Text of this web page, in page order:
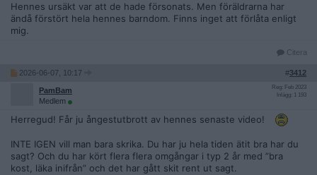
Hennes ursäkt var att de hade försonats. Men föräldrarna har
ändå förstört hela hennes barndom. Finns inget att förlåta enligt
mig.
Citera
2026-06-07, 10:17 #3412
PamBam
Medlem
Reg: Feb 2023
Inlägg: 1 193
Herregud! Får ju ångestutbrott av hennes senaste video!
INTE IGEN vill man bara skrika. Du har ju hela tiden ätit bra har du
sagt? Och du har kört flera flera omgångar i typ 2 år med ”bra
kost, läka inifrån” och det har gått skit rent ut sagt.